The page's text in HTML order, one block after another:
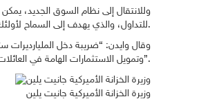
وللانتقال إلى نظام السوق الجديد،
للتداول، والذي يهدف إلى السماح لأولئك الذين أسسوا شركات ناجحة بالحفاظ على حصتهم المسيطرة.
وقال وايدن: “ضريبة دخل المليارديرات
وتمويل الاستثمارات الهامة في العائلات الأميركية”.
وزيرة الخزانة الأميركية جانيت يلين